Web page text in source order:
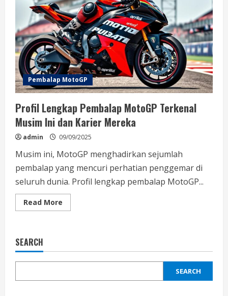
Terbanyak
Sepanjang
Sejarah
Pembalap MotoGP
Profil Lengkap Pembalap MotoGP Terkenal
Musim Ini dan Karier Mereka
admin 09/09/2025
Musim ini, MotoGP menghadirkan sejumlah
pembalap yang mencuri perhatian penggemar di
seluruh dunia. Profil lengkap pembalap MotoGP...
Read More
more
Terkenal
Karier
SEARCH
SEARCH